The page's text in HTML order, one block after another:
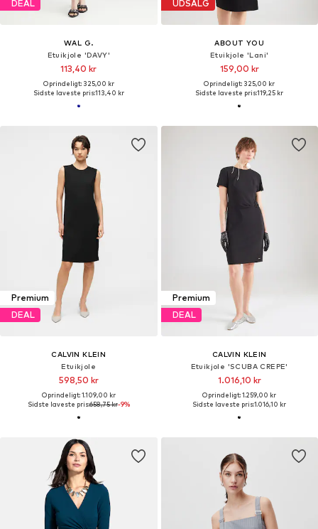
DEAL
WAL G.
Etuikjole 'DAVY'
113,40 kr
Oprindeligt: 325,00 kr
Sidste laveste pris:113,40 kr
UDSALG
ABOUT YOU
Etuikjole 'Lani'
159,00 kr
Oprindeligt: 325,00 kr
Sidste laveste pris:119,25 kr
Premium
DEAL
CALVIN KLEIN
Etuikjole
598,50 kr
Oprindeligt: 1.109,00 kr
Sidste laveste pris:658,75 kr-9%
Premium
DEAL
CALVIN KLEIN
Etuikjole 'SCUBA CREPE'
1.016,10 kr
Oprindeligt: 1.259,00 kr
Sidste laveste pris:1.016,10 kr